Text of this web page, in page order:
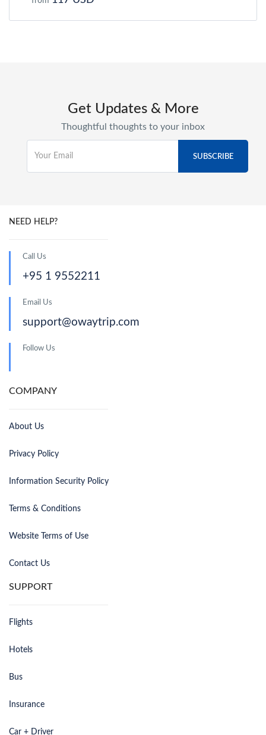
Get Updates & More
Thoughtful thoughts to your inbox
NEED HELP?
Call Us
+95 1 9552211
Email Us
support@owaytrip.com
Follow Us
COMPANY
About Us
Privacy Policy
Information Security Policy
Terms & Conditions
Website Terms of Use
Contact Us
SUPPORT
Flights
Hotels
Bus
Insurance
Car + Driver